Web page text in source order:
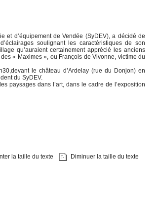
et d’équipement de Vendée (SyDEV), a décidé de
soulignant les caractéristiques de son
qu’auraient certainement apprécié les anciens
« Maximes », ou François de Vivonne, victime du
le château d’Ardelay (rue du Donjon) en
du SyDEV.
paysages dans l’art, dans le cadre de l’exposition
la taille du texte Diminuer la taille du texte